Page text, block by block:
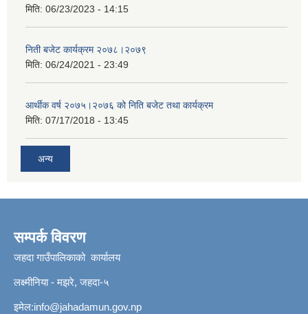
मिति: 06/23/2023 - 14:15
निती बजेट कार्यक्रम २०७८।२०७९
मिति: 06/24/2021 - 23:49
आर्थीक वर्ष २०७५।२०७६ को निति बजेट तथा कार्यक्रम
मिति: 07/17/2018 - 13:45
अन्य
सम्पर्क विवरण
जहदा गाउँपालिकाको कार्यालय
लक्ष्मीनिया - मझरे, जहदा-५
इमेल:info@jahadamun.gov.np